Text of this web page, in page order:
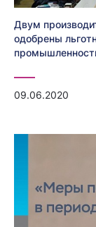
Двум
одобрены
09.06.2020